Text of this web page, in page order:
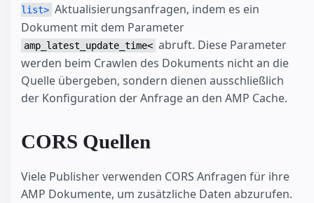
list> Aktualisierungsanfragen, indem es ein
Dokument mit dem Parameter
amp_latest_update_time< abruft. Diese Parameter
werden beim Crawlen des Dokuments nicht an die
Quelle übergeben, sondern dienen ausschließlich
der Konfiguration der Anfrage an den AMP Cache.
CORS Quellen
Viele Publisher verwenden CORS Anfragen für ihre
AMP Dokumente, um zusätzliche Daten abzurufen.